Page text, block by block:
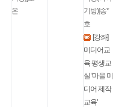
온
기방)]송*
호
[강좌]
미디어교
육 평생교
실 '마을 미
디어 제작
교육'